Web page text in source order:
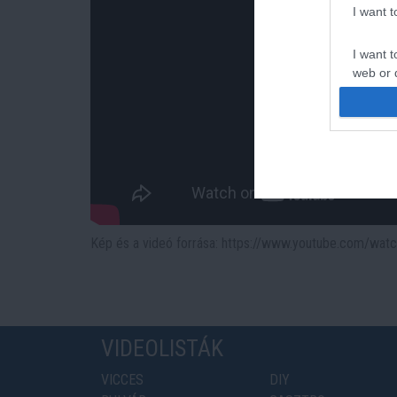
I want
I want
web or
I want
or app.
I want
VIDEOLISTÁK
VICCES
DIY